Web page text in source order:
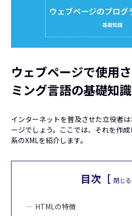
ウェブページで使用
ミング言語の基礎知識
インターネットを普及させた立役者
ージでしょう。ここでは、それを作
系のXMLを紹介します。
目次［ 閉じる
HTMLの特徴